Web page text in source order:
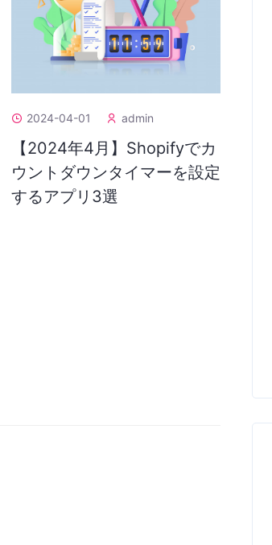
2024-04-01 admin
【2024年4月】Shopifyでカ
ウントダウンタイマーを設定
するアプリ3選